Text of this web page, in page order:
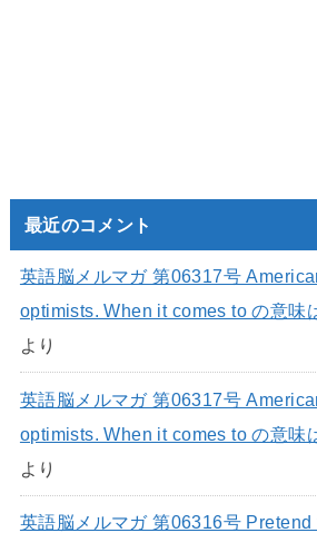
最近のコメント
英語脳メルマガ 第06317号
optimists. When it comes to の意味
より
英語脳メルマガ 第06317号
optimists. When it comes to の意味
より
英語脳メルマガ 第06316号